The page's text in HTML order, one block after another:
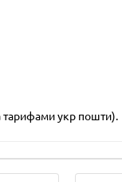
тарифами укр пошти).